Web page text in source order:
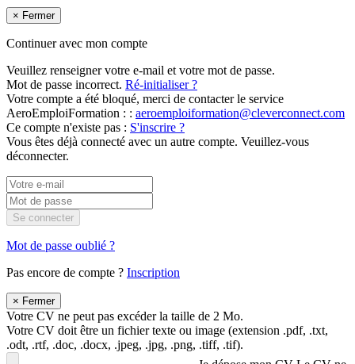
× Fermer
Continuer avec mon compte
Veuillez renseigner votre e-mail et votre mot de passe.
Mot de passe incorrect. Ré-initialiser ?
Votre compte a été bloqué, merci de contacter le service
AeroEmploiFormation : : aeroemploiformation@cleverconnect.com
Ce compte n'existe pas : S'inscrire ?
Vous êtes déjà connecté avec un autre compte. Veuillez-vous
déconnecter.
Se connecter
Mot de passe oublié ?
Pas encore de compte ? Inscription
× Fermer
Votre CV ne peut pas excéder la taille de 2 Mo.
Votre CV doit être un fichier texte ou image (extension .pdf, .txt,
.odt, .rtf, .doc, .docx, .jpeg, .jpg, .png, .tiff, .tif).